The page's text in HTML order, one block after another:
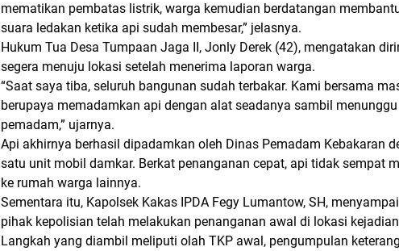
mematikan pembatas listrik, warga kemudian berdatangan
suara ledakan ketika api sudah membesar,” jelasnya.
Hukum Tua Desa Tumpaan Jaga II, Jonly Derek (42), mengatakan
segera menuju lokasi setelah menerima laporan warga.
“Saat saya tiba, seluruh bangunan sudah terbakar. Kami bersama
berupaya memadamkan api dengan alat seadanya sambil
pemadam,” ujarnya.
Api akhirnya berhasil dipadamkan oleh Dinas Pemadam Kebakaran
satu unit mobil damkar. Berkat penanganan cepat, api tidak sempat
ke rumah warga lainnya.
Sementara itu, Kapolsek Kakas IPDA Fegy Lumantow, SH,
pihak kepolisian telah melakukan penanganan awal di lokasi
Langkah yang diambil meliputi olah TKP awal, pengumpulan